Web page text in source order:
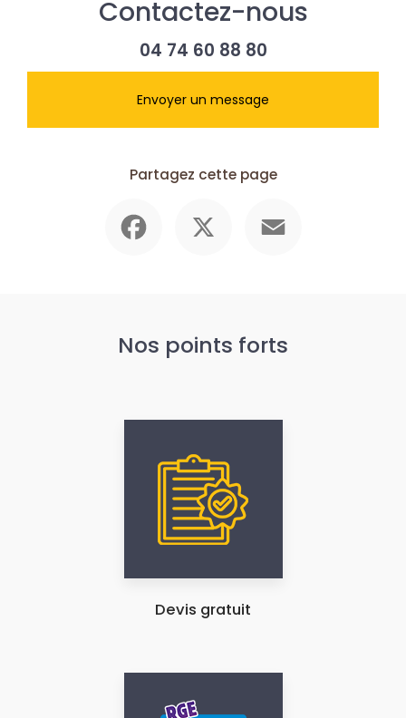
Contactez-nous
04 74 60 88 80
Envoyer un message
Partagez cette page
Nos points forts
Devis gratuit